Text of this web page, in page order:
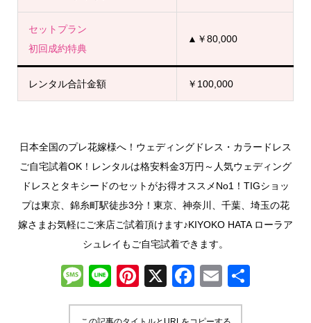
セットプラン
初回成約特典
▲￥80,000
レンタル合計金額 ￥100,000
日本全国のプレ花嫁様へ！ウェディングドレス・カラードレス
ご自宅試着OK！レンタルは格安料金3万円～人気ウェディング
ドレスとタキシードのセットがお得オススメNo1！TIGショッ
プは東京、錦糸町駅徒歩3分！東京、神奈川、千葉、埼玉の花
嫁さまお気軽にご来店ご試着頂けます♪KIYOKO HATA ローラア
シュレイもご自宅試着できます。
M
e
Li
n
Pi
nt
X
F
a
E
m